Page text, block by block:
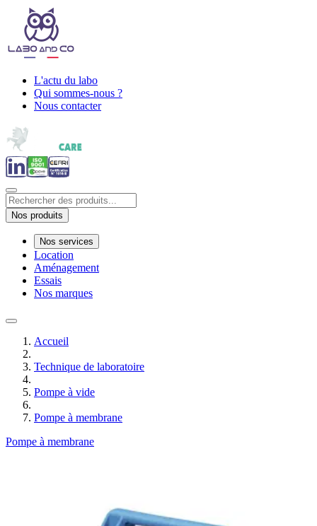
L'actu du labo
Qui sommes-nous ?
Nous contacter
Nos produits
Nos services
Location
Aménagement
Essais
Nos marques
Accueil
Technique de laboratoire
Pompe à vide
Pompe à membrane
Pompe à membrane